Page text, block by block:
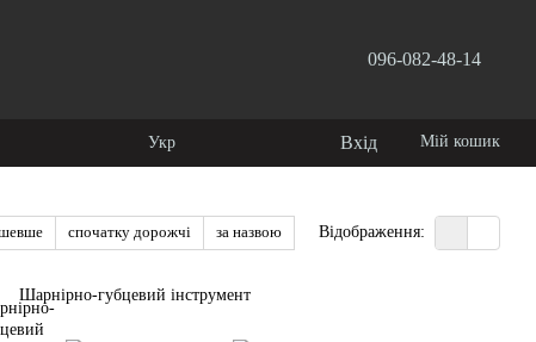
096-082-48-14
Укр Вхід Мій кошик
спочатку дорожчі за назвою Відображення:
Шарнірно-губцевий інструмент